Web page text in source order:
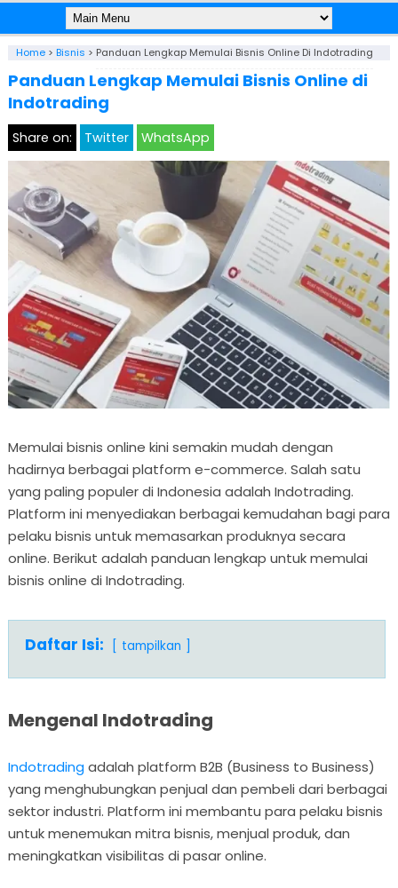
Home> Bisnis > Panduan Lengkap Memulai Bisnis Online Di Indotrading
Panduan Lengkap Memulai Bisnis Online di
Indotrading
Share on: Twitter WhatsApp
Memulai bisnis online kini semakin mudah dengan
hadirnya berbagai platform e-commerce. Salah satu
yang paling populer di Indonesia adalah Indotrading.
Platform ini menyediakan berbagai kemudahan bagi para
pelaku bisnis untuk memasarkan produknya secara
online. Berikut adalah panduan lengkap untuk memulai
bisnis online di Indotrading.
Daftar Isi: tampilkan
Mengenal Indotrading
Indotradingadalah platform B2B (Business to Business)
yang menghubungkan penjual dan pembeli dari berbagai
sektor industri. Platform ini membantu para pelaku bisnis
untuk menemukan mitra bisnis, menjual produk, dan
meningkatkan visibilitas di pasar online.